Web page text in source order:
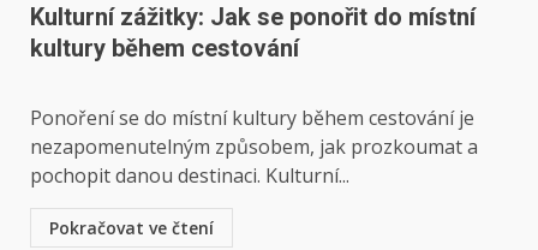
Kulturní zážitky: Jak se ponořit do místní
kultury během cestování
Ponoření se do místní kultury během cestování je
nezapomenutelným způsobem, jak prozkoumat a
pochopit danou destinaci. Kulturní...
Pokračovat ve čtení